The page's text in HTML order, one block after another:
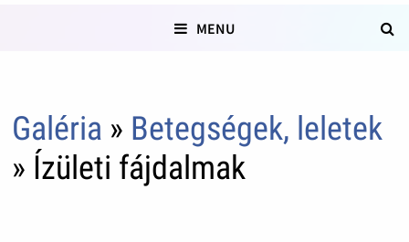
MENU
Galéria » Betegségek, leletek
» Ízületi fájdalmak